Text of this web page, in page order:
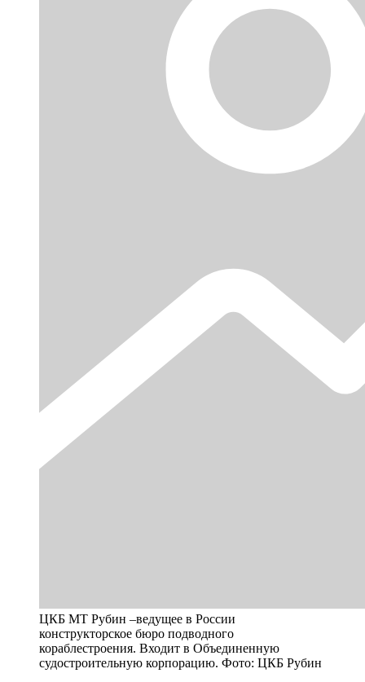
ЦКБ МТ Рубин –ведущее в России
конструкторское бюро подводного
кораблестроения. Входит в Объединенную
судостроительную корпорацию. Фото: ЦКБ Рубин